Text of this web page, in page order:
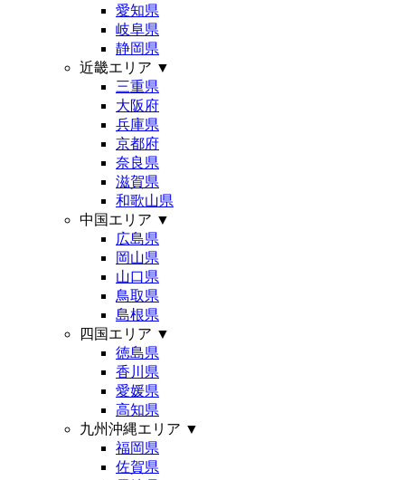
愛知県
岐阜県
静岡県
近畿エリア ▼
三重県
大阪府
兵庫県
京都府
奈良県
滋賀県
和歌山県
中国エリア ▼
広島県
岡山県
山口県
鳥取県
島根県
四国エリア ▼
徳島県
香川県
愛媛県
高知県
九州沖縄エリア ▼
福岡県
佐賀県